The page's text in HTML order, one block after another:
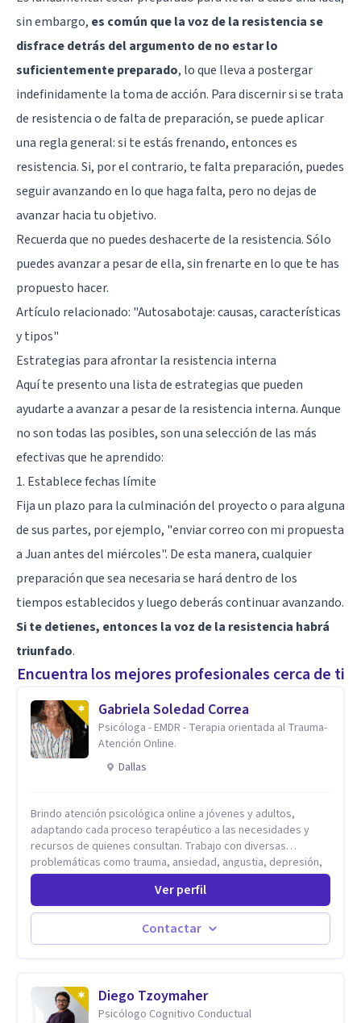
sin embargo, es común que la voz de la resistencia se
disfrace detrás del argumento de no estar lo
suficientemente preparado, lo que lleva a postergar
indefinidamente la toma de acción. Para discernir si se trata
de resistencia o de falta de preparación, se puede aplicar
una regla general: si te estás frenando, entonces es
resistencia. Si, por el contrario, te falta preparación, puedes
seguir avanzando en lo que haga falta, pero no dejas de
avanzar hacia tu objetivo.
Recuerda que no puedes deshacerte de la resistencia. Sólo
puedes avanzar a pesar de ella, sin frenarte en lo que te has
propuesto hacer.
Artículo relacionado: "Autosabotaje: causas, características
y tipos"
Estrategias para afrontar la resistencia interna
Aquí te presento una lista de estrategias que pueden
ayudarte a avanzar a pesar de la resistencia interna. Aunque
no son todas las posibles, son una selección de las más
efectivas que he aprendido:
1. Establece fechas límite
Fija un plazo para la culminación del proyecto o para alguna
de sus partes, por ejemplo, "enviar correo con mi propuesta
a Juan antes del miércoles". De esta manera, cualquier
preparación que sea necesaria se hará dentro de los
tiempos establecidos y luego deberás continuar avanzando.
Si te detienes, entonces la voz de la resistencia habrá
triunfado.
Encuentra los mejores profesionales cerca de ti
Gabriela Soledad Correa
Psicóloga - EMDR - Terapia orientada al Trauma-
Atención Online.
Dallas
Brindo atención psicológica online a jóvenes y adultos,
adaptando cada proceso terapéutico a las necesidades y
recursos de quienes consultan. Trabajo con diversas
problemáticas como trauma, ansiedad, angustia, depresión,
estrés, violencias, abuso sexual y procesos migratorios,
entre otros. Ofrezco un espacio seguro, de escucha activa y
contención, comprometido con tu bienestar emocional y con
un enfoque centrado en el autoconocimiento y el aprendizaje
mutuo. Mi manera de trabajar se enfoca principalmente en los
tu ritmo y posibilidades.
Ver perfil
Contactar
Diego Tzoymaher
Psicólogo Cognitivo Conductual